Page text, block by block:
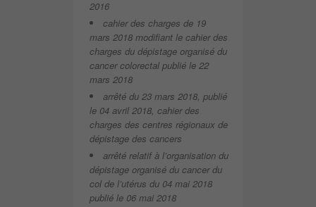
2016
cahier des charges de 19
mars 2018 modifiant le cahier des
charges du dépistage organisé du
cancer colorectal publié le 22
mars 2018
arrêté du 23 mars 2018, publié
le 04 avril 2018, cahier des
charges des centres régionaux de
dépistage des cancers
arrêté relatif à l’organisation du
dépistage organisé du cancer du
col de l’utérus du 04 mai 2018
publié le 06 mai 2018